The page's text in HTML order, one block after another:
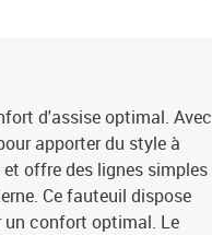
d'assise optimal. Avec
apporter du style à
offre des lignes simples
Ce fauteuil dispose
un confort optimal. Le